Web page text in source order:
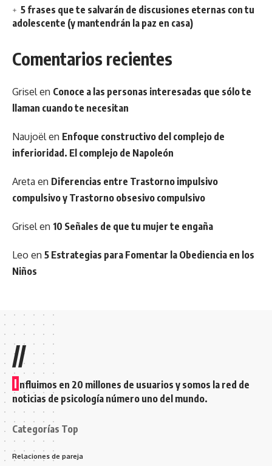
5 frases que te salvarán de discusiones eternas con tu
adolescente (y mantendrán la paz en casa)
Comentarios recientes
Grisel en Conoce a las personas interesadas que sólo te
llaman cuando te necesitan
Naujoël en Enfoque constructivo del complejo de
inferioridad. El complejo de Napoleón
Areta en Diferencias entre Trastorno impulsivo
compulsivo y Trastorno obsesivo compulsivo
Grisel en 10 Señales de que tu mujer te engaña
Leo en 5 Estrategias para Fomentar la Obediencia en los
Niños
//
I nfluimos en 20 millones de usuarios y somos la red de
noticias de psicología número uno del mundo.
Categorías Top
Relaciones de pareja